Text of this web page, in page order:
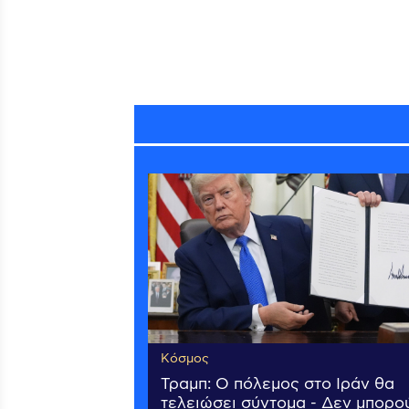
Κόσμος
Τραμπ: Ο πόλεμος στο Ιράν θα
τελειώσει σύντομα - Δεν